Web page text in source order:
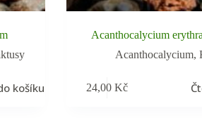
košíku
Acanthocalycium
Acanthocalycium,
24,00 Kč